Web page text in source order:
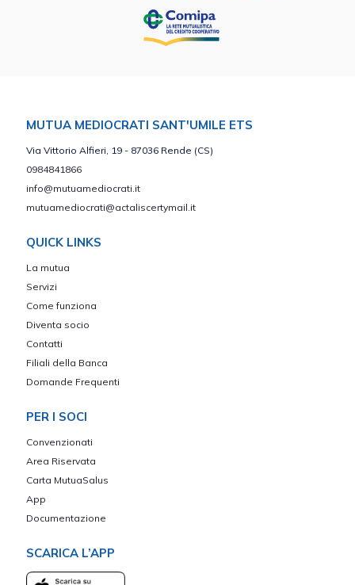
MUTUA MEDIOCRATI SANT'UMILE ETS
Via Vittorio Alfieri, 19 - 87036 Rende (CS)
0984841866
info@mutuamediocrati.it
mutuamediocrati@actaliscertymail.it
QUICK LINKS
La mutua
Servizi
Come funziona
Diventa socio
Contatti
Filiali della Banca
Domande Frequenti
PER I SOCI
Convenzionati
Area Riservata
Carta MutuaSalus
App
Documentazione
SCARICA L’APP